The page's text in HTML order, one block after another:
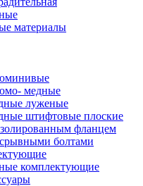
матeриалы
медные
луженые
штифтовые плоские
фланцем
болтами
комплектующие